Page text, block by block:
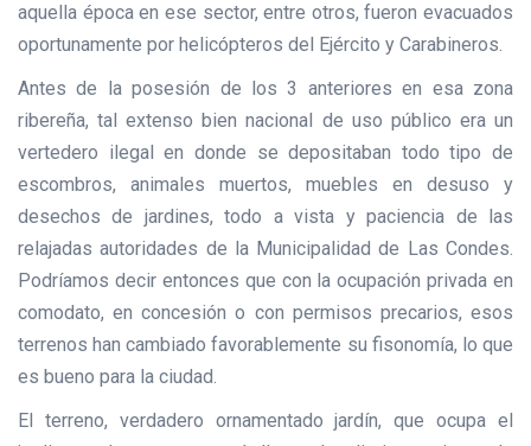
aquella época en ese sector, entre otros, fueron evacuados
oportunamente por helicópteros del Ejército y Carabineros.
Antes de la posesión de los 3 anteriores en esa zona
ribereña, tal extenso bien nacional de uso público era un
vertedero ilegal en donde se depositaban todo tipo de
escombros, animales muertos, muebles en desuso y
desechos de jardines, todo a vista y paciencia de las
relajadas autoridades de la Municipalidad de Las Condes.
Podríamos decir entonces que con la ocupación privada en
comodato, en concesión o con permisos precarios, esos
terrenos han cambiado favorablemente su fisonomía, lo que
es bueno para la ciudad.
El terreno, verdadero ornamentado jardín, que ocupa el